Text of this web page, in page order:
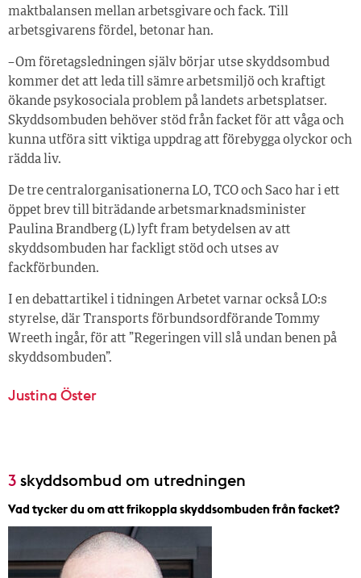
maktbalansen mellan arbetsgivare och fack. Till
arbetsgivarens fördel, betonar han.
– Om företagsledningen själv börjar utse skyddsombud
kommer det att leda till sämre arbetsmiljö och kraftigt
ökande psykosociala problem på landets arbetsplatser.
Skyddsombuden behöver stöd från facket för att våga och
kunna utföra sitt viktiga uppdrag att förebygga olyckor och
rädda liv.
De tre centralorganisationerna LO, TCO och Saco har i ett
öppet brev till biträdande arbetsmarknadsminister
Paulina Brandberg (L) lyft fram betydelsen av att
skyddsombuden har fackligt stöd och utses av
fackförbunden.
I en debattartikel i tidningen Arbetet varnar också LO:s
styrelse, där Transports förbundsordförande Tommy
Wreeth ingår, för att ”Regeringen vill slå undan benen på
skyddsombuden”.
Justina Öster
3 skyddsombud om utredningen
Vad tycker du om att frikoppla skyddsombuden från facket?